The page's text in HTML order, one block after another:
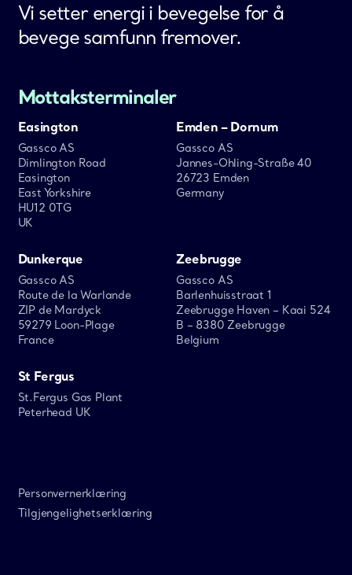
Vi setter energi i bevegelse for å
bevege samfunn fremover.
Mottaksterminaler
Easington
Gassco AS
Dimlington Road
Easington
East Yorkshire
HU12 0TG
UK
Emden – Dornum
Gassco AS
Jannes-Ohling-Straße 40
26723 Emden
Germany
Dunkerque
Gassco AS
Route de la Warlande
ZIP de Mardyck
59279 Loon-Plage
France
Zeebrugge
Gassco AS
Barlenhuisstraat 1
Zeebrugge Haven – Kaai 524
B – 8380 Zeebrugge
Belgium
St Fergus
St.Fergus Gas Plant
Peterhead UK
Personvernerklæring
Tilgjengelighetserklæring